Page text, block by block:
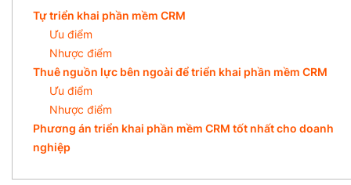
Tự triển khai phần mềm CRM
Ưu điểm
Nhược điểm
Thuê nguồn lực bên ngoài để triển khai phần mềm CRM
Ưu điểm
Nhược điểm
Phương án triển khai phần mềm CRM tốt nhất cho doanh
nghiệp